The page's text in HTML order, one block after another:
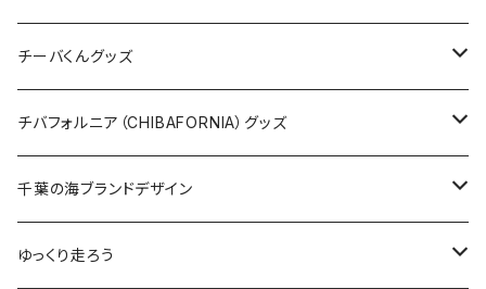
クリアファイル
Tシャツ
キャップ
トートバッグ
ステッカー
缶バッジ
キーホルダー
クリアファイル
バッグ
ステッカー
缶バッジ
キーホルダー
ステッカー
ステッカー大
缶バッジ
缶バッジ32mm
缶バッジ54mm
エコバッグ
JAGUARさんコラボグッズ
Tシャツ
サコッシュ
Tシャツ
ステッカー
缶バッジ
クリアファイル
チーバくんグッズ
Tシャツ
キャップ
エコバッグ
チバフォルニア（CHIBAFORNIA）グッズ
Tシャツ
キャップ
千葉の海ブランドデザイン
Tシャツ
ゆっくり走ろう